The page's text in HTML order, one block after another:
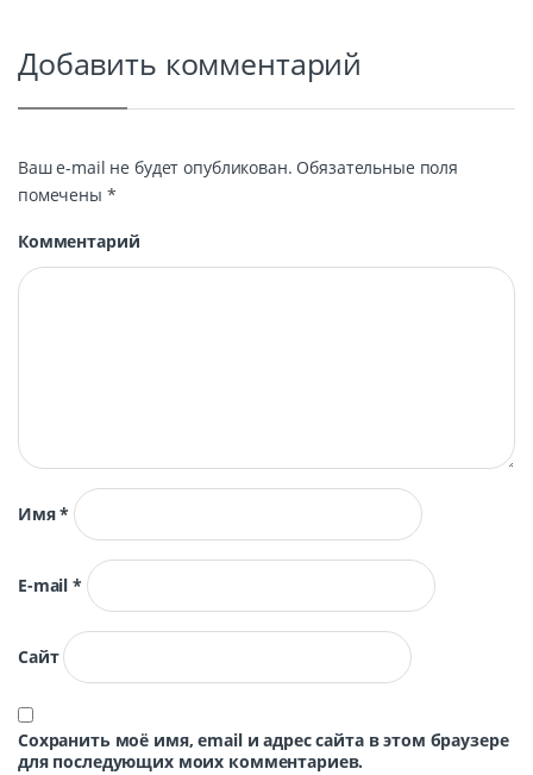
Добавить комментарий
Ваш e-mail не будет опубликован. Обязательные поля
помечены *
Комментарий
Имя*
E-mail*
Сайт
Сохранить моё имя, email и адрес сайта в этом браузере
для последующих моих комментариев.